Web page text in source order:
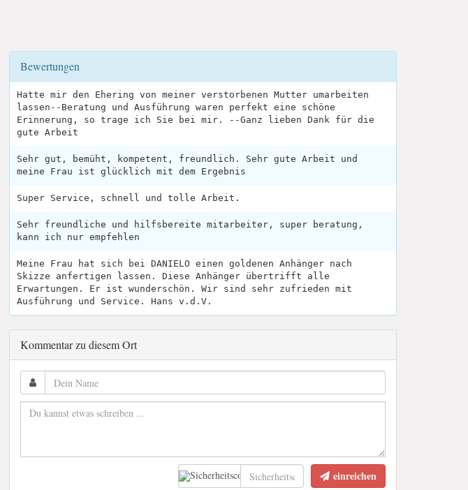
Bewertungen
Hatte mir den Ehering von meiner verstorbenen Mutter umarbeiten
lassen--Beratung und Ausführung waren perfekt eine schöne
Erinnerung, so trage ich Sie bei mir. --Ganz lieben Dank für die
gute Arbeit
Sehr gut, bemüht, kompetent, freundlich. Sehr gute Arbeit und
meine Frau ist glücklich mit dem Ergebnis
Super Service, schnell und tolle Arbeit.
Sehr freundliche und hilfsbereite mitarbeiter, super beratung,
kann ich nur empfehlen
Meine Frau hat sich bei DANIELO einen goldenen Anhänger nach
Skizze anfertigen lassen. Diese Anhänger übertrifft alle
Erwartungen. Er ist wunderschön. Wir sind sehr zufrieden mit
Ausführung und Service. Hans v.d.V.
Kommentar zu diesem Ort
einreichen